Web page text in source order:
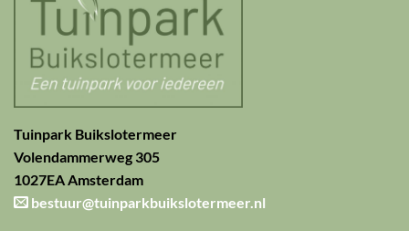
Tuinpark Buikslotermeer
Volendammerweg 305
1027EA Amsterdam
bestuur@tuinparkbuikslotermeer.nl